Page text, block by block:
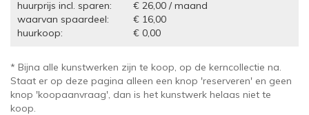
huurprijs incl. sparen:
€ 26,00 / maand
waarvan spaardeel:
€ 16,00
huurkoop:
€ 0,00
* Bijna alle kunstwerken zijn te koop, op de kerncollectie na.
Staat er op deze pagina alleen een knop 'reserveren' en geen
knop 'koopaanvraag', dan is het kunstwerk helaas niet te
koop.